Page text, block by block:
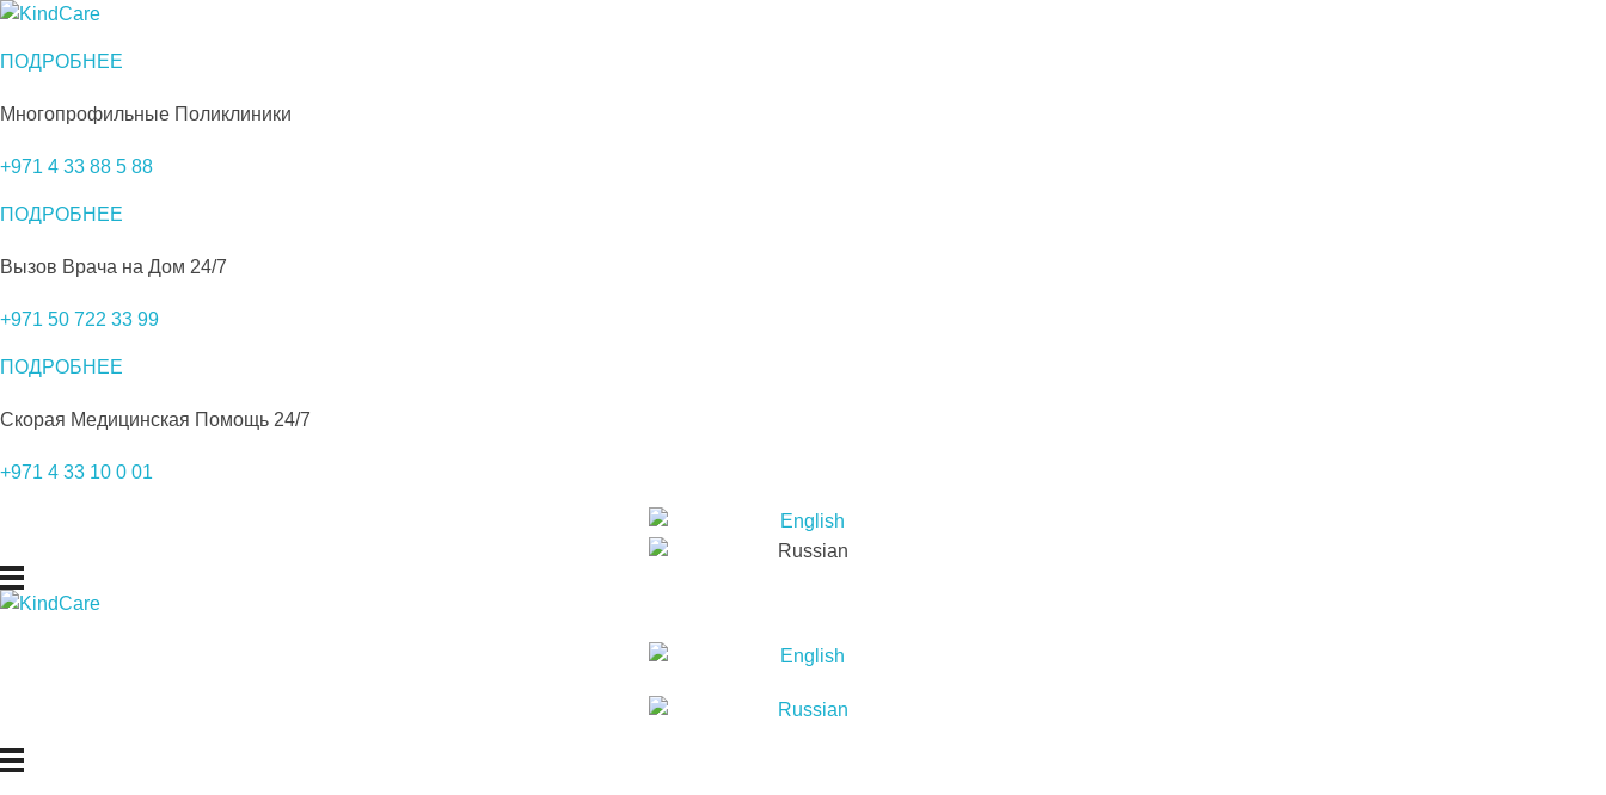
ПОДРОБНЕЕ
Многопрофильные Поликлиники
+971 4 33 88 5 88
ПОДРОБНЕЕ
Вызов Врача на Дом 24/7
+971 50 722 33 99
ПОДРОБНЕЕ
Скорая Медицинская Помощь 24/7
+971 4 33 10 0 01